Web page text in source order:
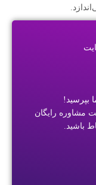
بپرسید!
مشاوره رایگان
باشید.